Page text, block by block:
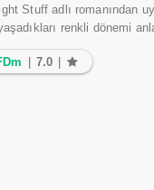
Stuff adlı romanından
renkli dönemi
7.0